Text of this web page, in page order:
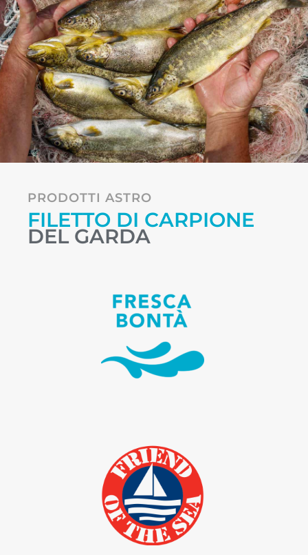
PRODOTTI ASTRO
FILETTO DI CARPIONE
DEL GARDA
Linea fresca bontà
I prodotti della linea Fresca Bontà
sono tutti senza conservati e senza
additivi aggiunti.
Friend of the Sea
certificazione di prodotti della
pesca e dell’acquacoltura
sostenibile